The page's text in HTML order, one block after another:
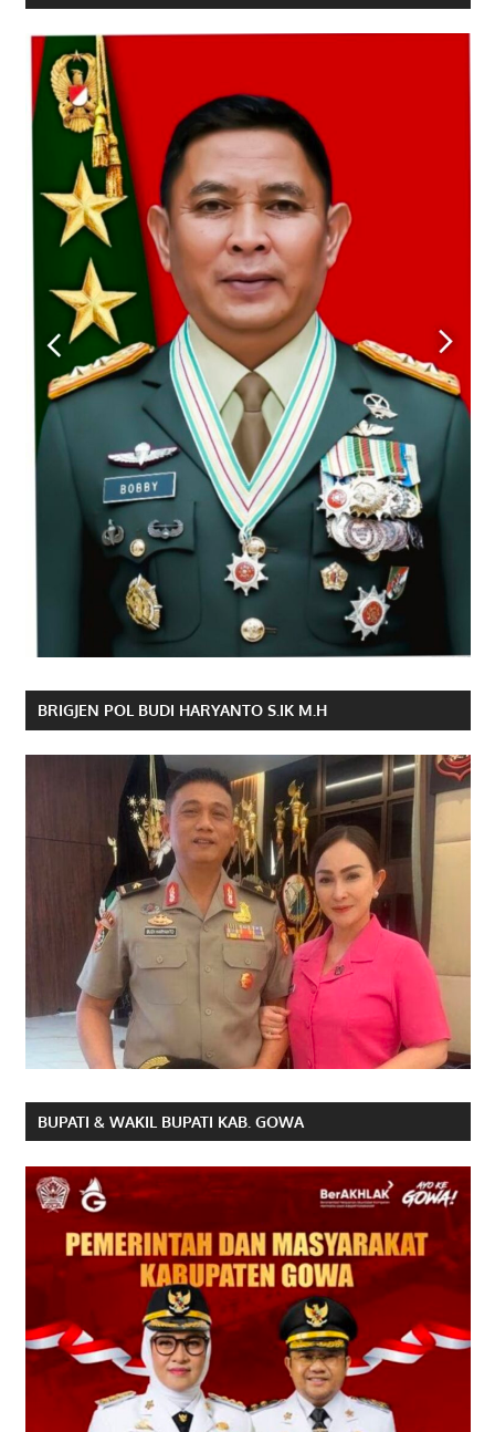
BRIGJEN POL BUDI HARYANTO S.IK M.H
BUPATI & WAKIL BUPATI KAB. GOWA